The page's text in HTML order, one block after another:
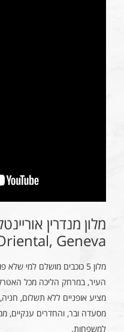
Geneva)
מלון 5 כוכבים מושלם למי
העיר, במרחק הליכה מכל
מציע אופניים ללא תשלום,
מסעדה ובר, והחדרים ענקיים,
למשפחות.